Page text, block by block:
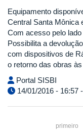
Equipamento
Central Santa Mônica
Com acesso pelo
Possibilita a
com dispositivos de
o retorno das obras
Portal SISBI
14/01/2016 - 16:57
primeiro